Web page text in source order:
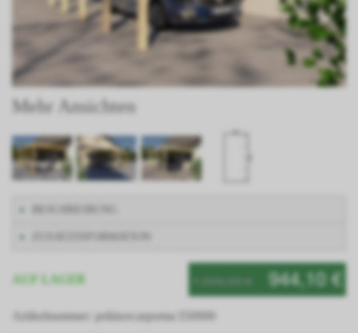
Mehr Ansichten
1.049,00 € 944,10 €
AUF LAGER
Artikelnummer: prikkercarportac350900